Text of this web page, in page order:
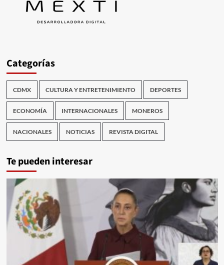
Categorías
CDMX CULTURA Y ENTRETENIMIENTO DEPORTES
ECONOMÍA INTERNACIONALES MONEROS
NACIONALES NOTICIAS REVISTA DIGITAL
Te pueden interesar